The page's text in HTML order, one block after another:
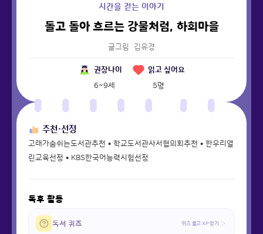
시간을 걷는 이야기
돌고 돌아 흐르는 강물처럼, 하회마을
글그림 김유경
권장나이
6~9세
읽고 싶어요
5명
추천·선정
고래가숨쉬는도서관추천 • 학교도서관사서협의회추천 • 한우리열
린교육선정 • KBS한국어능력시험선정
독후 활동
독서 퀴즈 퀴즈 풀고 XP 받기